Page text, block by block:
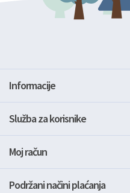
Informacije
Služba za korisnike
Moj račun
Podržani načini plaćanja